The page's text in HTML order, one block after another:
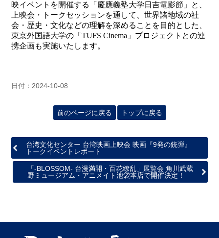
映イベントを開催する「慶應義塾大学日吉電影節」と、
上映会・トークセッションを通して、世界諸地域の社
会・歴史・文化などの理解を深めることを目的とした、
東京外国語大学の「TUFS Cinema」プロジェクトとの連
携企画も実施いたします。
日付：2024-10-08
前のページに戻る トップに戻る
台湾文化センター 台湾映画上映会 映画『9発の銃弾』
トークイベントレポート
「-BLOSSOM- 台漫満開・百花繚乱」展覧会 角川武蔵
野ミュージアム・アニメイト池袋本店で開催決定！